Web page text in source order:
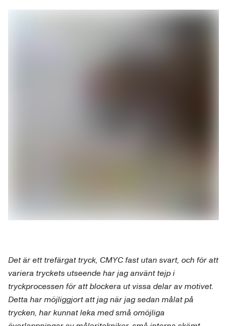
Det är ett trefärgat tryck, CMYC fast utan svart, och för att
variera tryckets utseende har jag använt tejp i
tryckprocessen för att blockera ut vissa delar av motivet.
Detta har möjliggjort att jag när jag sedan målat på
trycken, har kunnat leka med små omöjliga